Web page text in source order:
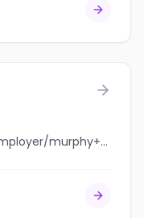
jobbank.gc.ca/browsejobs/employer/murphy+bed/ca